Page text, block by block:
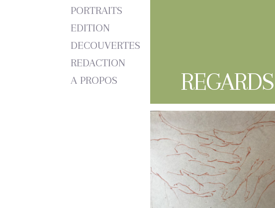
PORTRAITS
EDITION
DECOUVERTES
REDACTION
A PROPOS
REGARDS